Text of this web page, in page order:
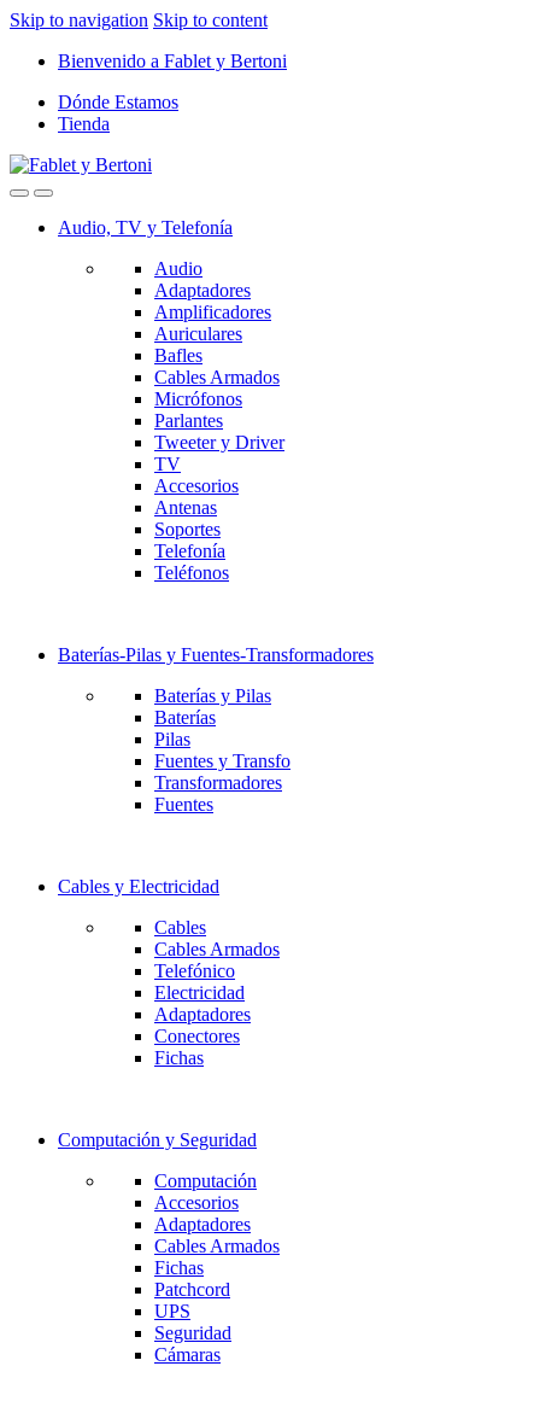
Skip to navigation Skip to content
Bienvenido a Fablet y Bertoni
Dónde Estamos
Tienda
Audio, TV y Telefonía
Audio
Adaptadores
Amplificadores
Auriculares
Bafles
Cables Armados
Micrófonos
Parlantes
Tweeter y Driver
TV
Accesorios
Antenas
Soportes
Telefonía
Teléfonos
Baterías-Pilas y Fuentes-Transformadores
Baterías y Pilas
Baterías
Pilas
Fuentes y Transfo
Transformadores
Fuentes
Cables y Electricidad
Cables
Cables Armados
Telefónico
Electricidad
Adaptadores
Conectores
Fichas
Computación y Seguridad
Computación
Accesorios
Adaptadores
Cables Armados
Fichas
Patchcord
UPS
Seguridad
Cámaras